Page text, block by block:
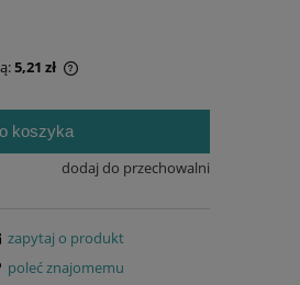
5,21 zł
niż
od
w
koszyka
dodaj do przechowalni
zapytaj o produkt
poleć znajomemu